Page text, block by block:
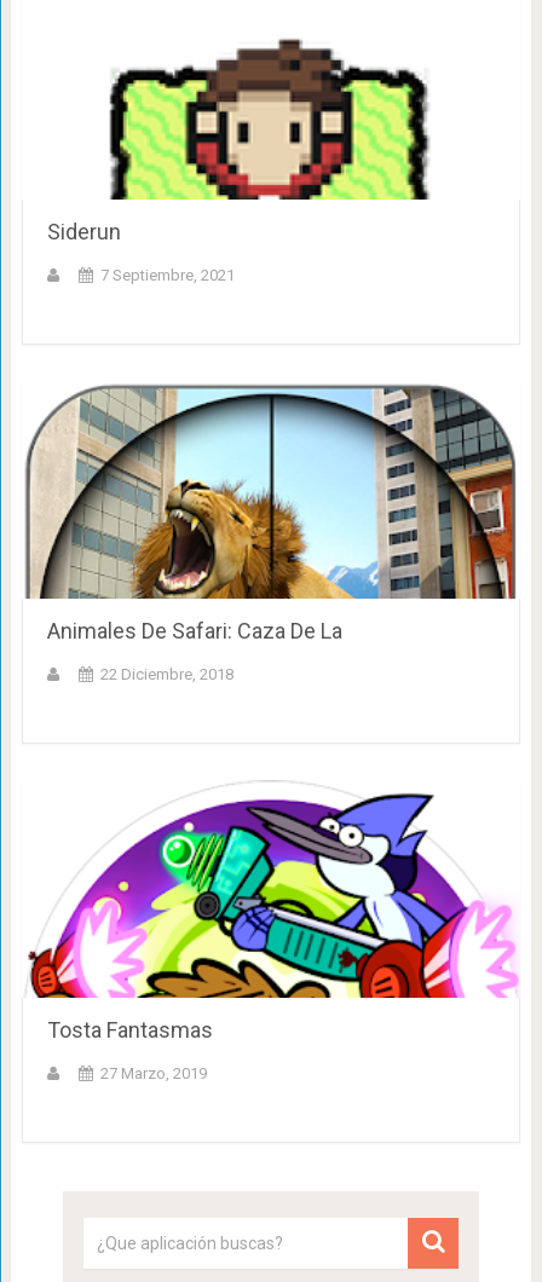
Siderun
7 Septiembre, 2021
Animales De Safari: Caza De La
22 Diciembre, 2018
Tosta Fantasmas
27 Marzo, 2019